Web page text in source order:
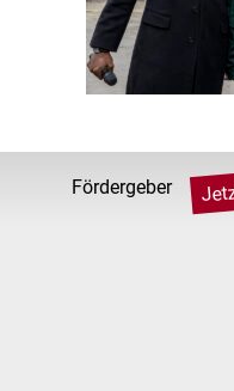
Fördergeber